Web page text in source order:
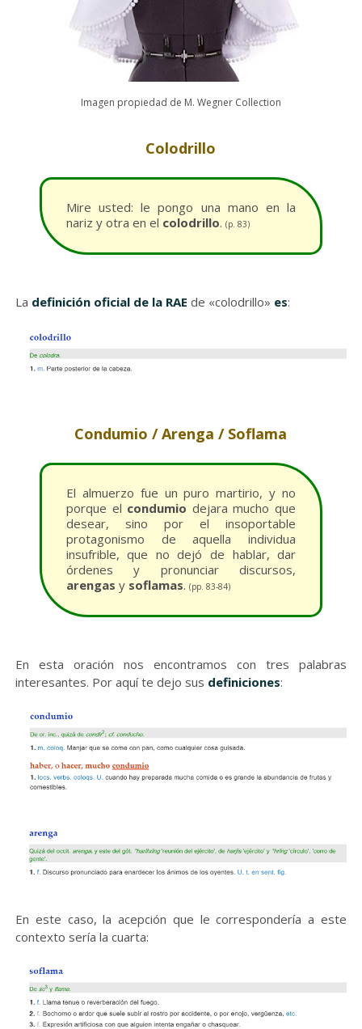
Imagen propiedad de M. Wegner Collection
Colodrillo
Mire usted: le pongo una mano en la
nariz y otra en el colodrillo. (p. 83)
La definición oficial de la RAE de «colodrillo» es:
Condumio / Arenga / Soflama
El almuerzo fue un puro martirio, y no
porque el condumio dejara mucho que
desear, sino por el insoportable
protagonismo de aquella individua
insufrible, que no dejó de hablar, dar
órdenes y pronunciar discursos,
arengas ysoflamas. (pp. 83-84)
En esta oración nos encontramos con tres palabras
interesantes. Por aquí te dejo sus definiciones:
En este caso, la acepción que le correspondería a este
contexto sería la cuarta: